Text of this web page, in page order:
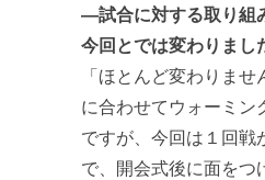
―試合に対する取り組
今回とでは変わりまし
「ほとんど変わりま
に合わせてウォーミン
ですが、今回は１回戦
で、開会式後に面をつ